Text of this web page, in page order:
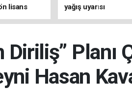
lisans
yağış uyarısı
Diriliş”
Hasan